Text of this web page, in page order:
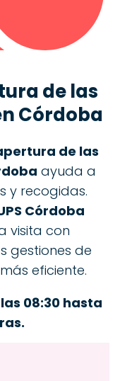
de las
Córdoba
de las
ayuda a
y recogidas.
Córdoba
visita con
gestiones de
eficiente.
08:30 hasta